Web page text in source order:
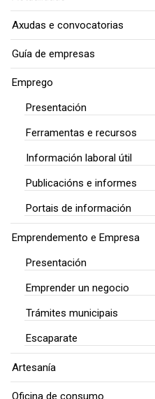
Axudas e convocatorias
Guía de empresas
Emprego
Presentación
Ferramentas e recursos
Información laboral útil
Publicacións e informes
Portais de información
Emprendemento e Empresa
Presentación
Emprender un negocio
Trámites municipais
Escaparate
Artesanía
Oficina de consumo